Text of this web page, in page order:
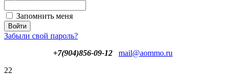
Запомнить меня
Забыли свой пароль?
+7(904)856-09-12
mail@aommo.ru
22